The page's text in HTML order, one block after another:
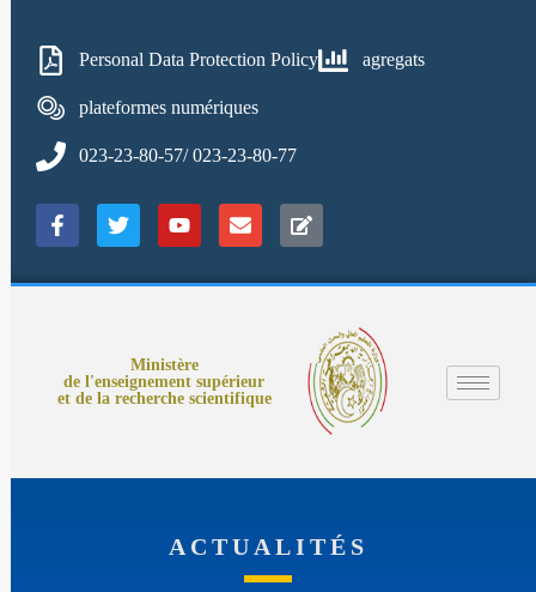
Personal Data Protection Policy agregats
plateformes numériques
023-23-80-57/ 023-23-80-77
Ministère
de l'enseignement supérieur
et de la recherche scientifique
ACTUALITÉS